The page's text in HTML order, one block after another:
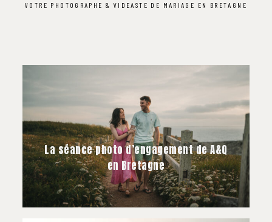
VOTRE PHOTOGRAPHE & VIDEASTE DE MARIAGE EN BRETAGNE
La séance photo d’engagement de A&Q
en Bretagne